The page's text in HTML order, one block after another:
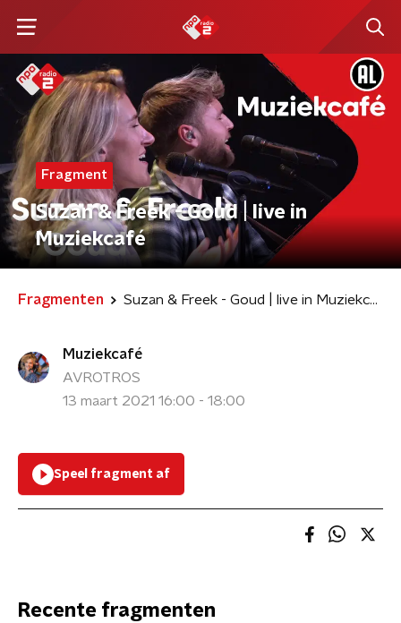
Fragment
Suzan & Freek - Goud | live in
Muziekcafé
Fragmenten Suzan & Freek - Goud | live in Muziekcafé
Muziekcafé
AVROTROS
13 maart 2021 16:00 - 18:00
Speel fragment af
Recente fragmenten